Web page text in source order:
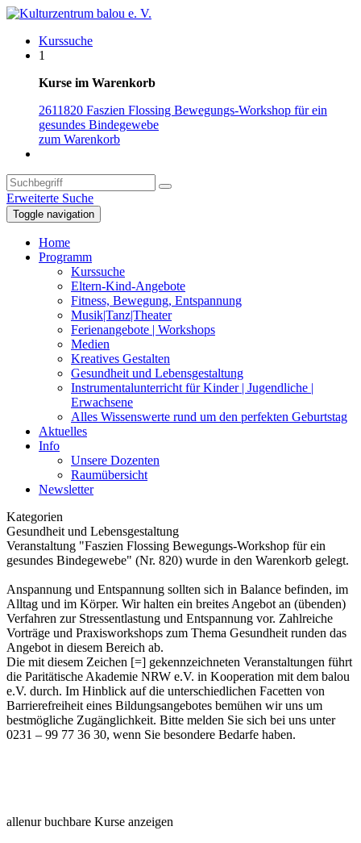
Kurssuche
1
Kurse im Warenkorb
2611820 Faszien Flossing Bewegungs-Workshop für ein
gesundes Bindegewebe
zum Warenkorb
Erweiterte Suche
Toggle navigation
Home
Programm
Kurssuche
Eltern-Kind-Angebote
Fitness, Bewegung, Entspannung
Musik|Tanz|Theater
Ferienangebote | Workshops
Medien
Kreatives Gestalten
Gesundheit und Lebensgestaltung
Instrumentalunterricht für Kinder | Jugendliche |
Erwachsene
Alles Wissenswerte rund um den perfekten Geburtstag
Aktuelles
Info
Unsere Dozenten
Raumübersicht
Newsletter
Kategorien
Gesundheit und Lebensgestaltung
Veranstaltung "Faszien Flossing Bewegungs-Workshop für ein
gesundes Bindegewebe" (Nr. 820) wurde in den Warenkorb gelegt.
Anspannung und Entspannung sollten sich in Balance befinden, im
Alltag und im Körper. Wir halten ein breites Angebot an (übenden)
Verfahren zur Stressentlastung und Entspannung vor. Zahlreiche
Vorträge und Praxisworkshops zum Thema Gesundheit runden das
Angebot in diesem Bereich ab.
Die mit diesem Zeichen [=] gekennzeichneten Veranstaltungen führt
die Paritätische Akademie NRW e.V. in Kooperation mit dem balou
e.V. durch. Im Hinblick auf die unterschiedlichen Facetten von
Barrierefreiheit eines Bildungsangebotes bemühen wir uns um
bestmögliche Zugänglichkeit. Bitte melden Sie sich bei uns unter
0231 – 99 77 36 30, wenn Sie besondere Bedarfe haben.
allenur buchbare Kurse anzeigen